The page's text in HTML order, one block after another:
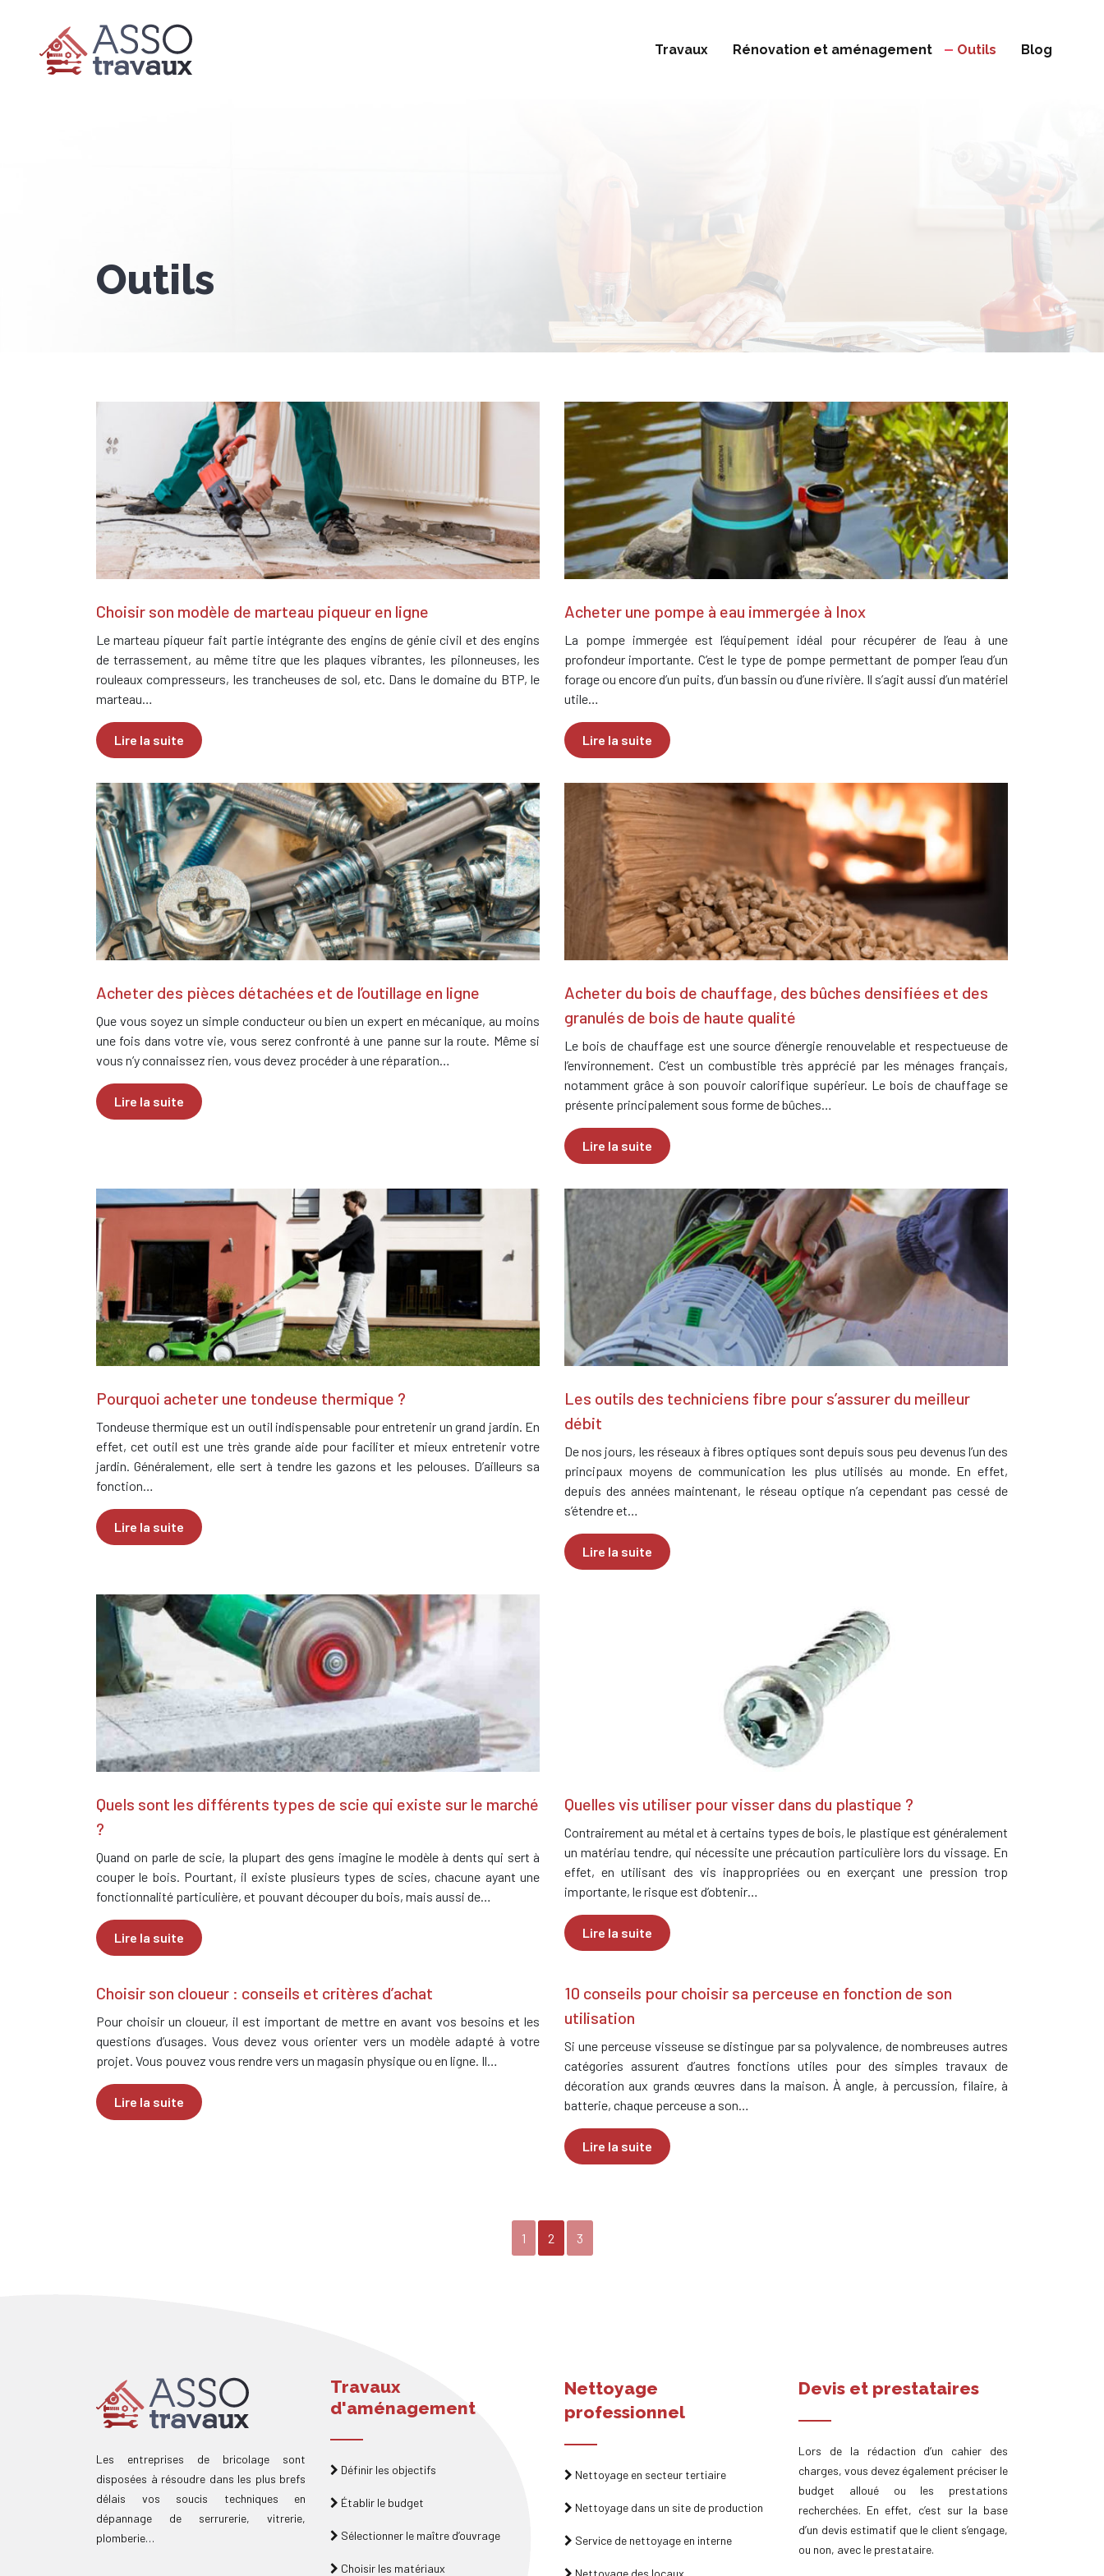
Travaux Rénovation et aménagement Outils Blog
Outils
Choisir son modèle de marteau piqueur en ligne
Le marteau piqueur fait partie intégrante des engins de génie civil et des engins
de terrassement, au même titre que les plaques vibrantes, les pilonneuses, les
rouleaux compresseurs, les trancheuses de sol, etc. Dans le domaine du BTP, le
marteau…
Lire la suite
Acheter une pompe à eau immergée à Inox
La pompe immergée est l’équipement idéal pour récupérer de l’eau à une
profondeur importante. C’est le type de pompe permettant de pomper l’eau d’un
forage ou encore d’un puits, d’un bassin ou d’une rivière. Il s’agit aussi d’un matériel
utile…
Lire la suite
Acheter des pièces détachées et de l’outillage en ligne
Que vous soyez un simple conducteur ou bien un expert en mécanique, au moins
une fois dans votre vie, vous serez confronté à une panne sur la route. Même si
vous n’y connaissez rien, vous devez procéder à une réparation…
Lire la suite
Acheter du bois de chauffage, des bûches densifiées et des
granulés de bois de haute qualité
Le bois de chauffage est une source d’énergie renouvelable et respectueuse de
l’environnement. C’est un combustible très apprécié par les ménages français,
notamment grâce à son pouvoir calorifique supérieur. Le bois de chauffage se
présente principalement sous forme de bûches…
Lire la suite
Pourquoi acheter une tondeuse thermique ?
Tondeuse thermique est un outil indispensable pour entretenir un grand jardin. En
effet, cet outil est une très grande aide pour faciliter et mieux entretenir votre
jardin. Généralement, elle sert à tendre les gazons et les pelouses. D’ailleurs sa
fonction…
Lire la suite
Les outils des techniciens fibre pour s’assurer du meilleur
débit
De nos jours, les réseaux à fibres optiques sont depuis sous peu devenus l’un des
principaux moyens de communication les plus utilisés au monde. En effet,
depuis des années maintenant, le réseau optique n’a cependant pas cessé de
s’étendre et…
Lire la suite
Quels sont les différents types de scie qui existe sur le marché
?
Quand on parle de scie, la plupart des gens imagine le modèle à dents qui sert à
couper le bois. Pourtant, il existe plusieurs types de scies, chacune ayant une
fonctionnalité particulière, et pouvant découper du bois, mais aussi de…
Lire la suite
Quelles vis utiliser pour visser dans du plastique ?
Contrairement au métal et à certains types de bois, le plastique est généralement
un matériau tendre, qui nécessite une précaution particulière lors du vissage. En
effet, en utilisant des vis inappropriées ou en exerçant une pression trop
importante, le risque est d’obtenir…
Lire la suite
Choisir son cloueur : conseils et critères d’achat
Pour choisir un cloueur, il est important de mettre en avant vos besoins et les
questions d’usages. Vous devez vous orienter vers un modèle adapté à votre
projet. Vous pouvez vous rendre vers un magasin physique ou en ligne. Il…
Lire la suite
10 conseils pour choisir sa perceuse en fonction de son
utilisation
Si une perceuse visseuse se distingue par sa polyvalence, de nombreuses autres
catégories assurent d’autres fonctions utiles pour des simples travaux de
décoration aux grands œuvres dans la maison. À angle, à percussion, filaire, à
batterie, chaque perceuse a son…
Lire la suite
1 2 3
Les entreprises de bricolage sont
disposées à résoudre dans les plus brefs
délais vos soucis techniques en
dépannage de serrurerie, vitrerie,
plomberie…
Travaux
d'aménagement
Définir les objectifs
Établir le budget
Sélectionner le maître d’ouvrage
Choisir les matériaux
Nettoyage
professionnel
Nettoyage en secteur tertiaire
Nettoyage dans un site de production
Service de nettoyage en interne
Nettoyage des locaux
Devis et prestataires
Lors de la rédaction d’un cahier des
charges, vous devez également préciser le
budget alloué ou les prestations
recherchées. En effet, c’est sur la base
d’un devis estimatif que le client s’engage,
ou non, avec le prestataire.